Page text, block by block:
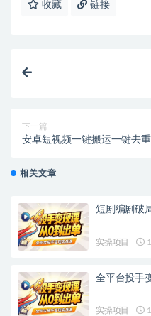
收藏 链接
下一篇
安卓短视频一键搬运一键去
相关文章
短剧编剧破
实操项目
全平台投手
实操项目